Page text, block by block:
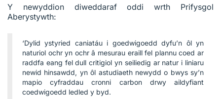
Y newyddion diweddaraf oddi wrth Prifysgol
Aberystywth:
‘Dylid ystyried caniatáu i goedwigoedd dyfu’n ôl yn
naturiol ochr yn ochr â mesurau eraill fel plannu coed ar
raddfa eang fel dull critigiol yn seiliedig ar natur i liniaru
newid hinsawdd, yn ôl astudiaeth newydd o bwys sy’n
mapio cyfraddau cronni carbon drwy aildyfiant
coedwigoedd ledled y byd.